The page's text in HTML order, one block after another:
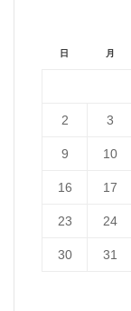
日 月
2 3
9 10
16 17
23 24
30
31